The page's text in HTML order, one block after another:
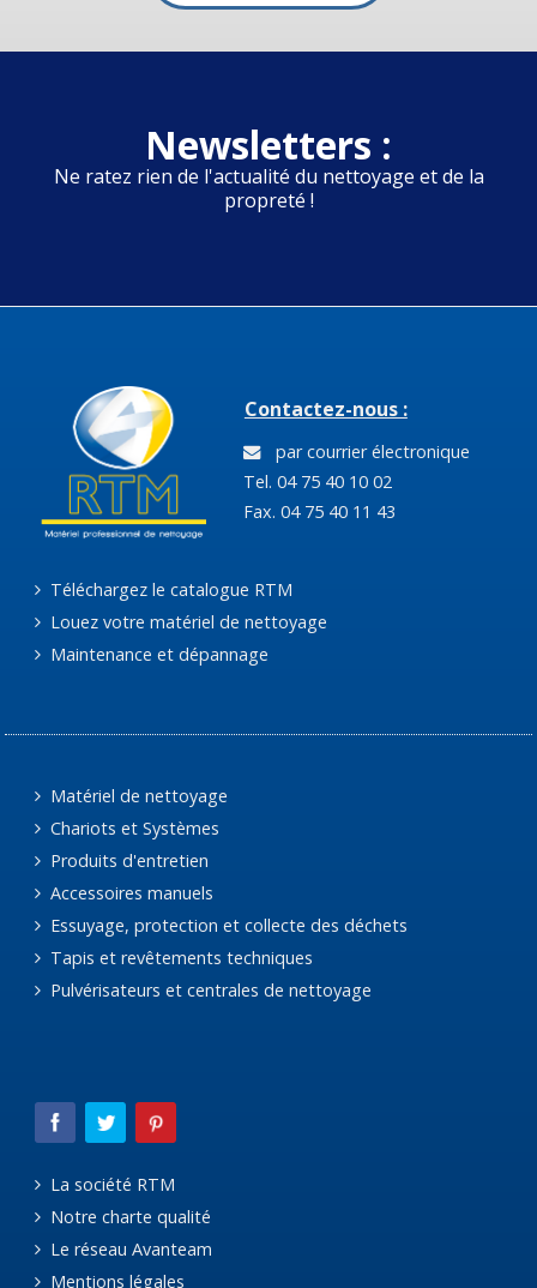
Newsletters :
Ne ratez rien de l'actualité du nettoyage et de la
propreté !
Contactez-nous :
par courrier électronique
Tel. 04 75 40 10 02
Fax. 04 75 40 11 43
Téléchargez le catalogue RTM
Louez votre matériel de nettoyage
Maintenance et dépannage
Matériel de nettoyage
Chariots et Systèmes
Produits d'entretien
Accessoires manuels
Essuyage, protection et collecte des déchets
Tapis et revêtements techniques
Pulvérisateurs et centrales de nettoyage
La société RTM
Notre charte qualité
Le réseau Avanteam
Mentions légales